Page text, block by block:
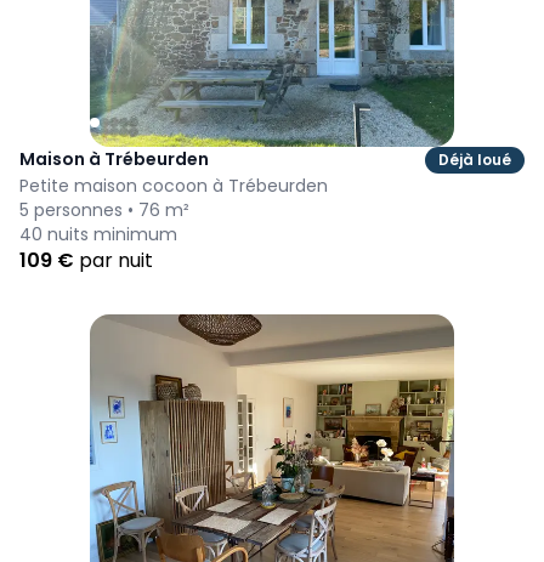
Maison à Trébeurden Déjà loué
Petite maison cocoon à Trébeurden
5 personnes • 76 m²
40 nuits minimum
109 € par nuit